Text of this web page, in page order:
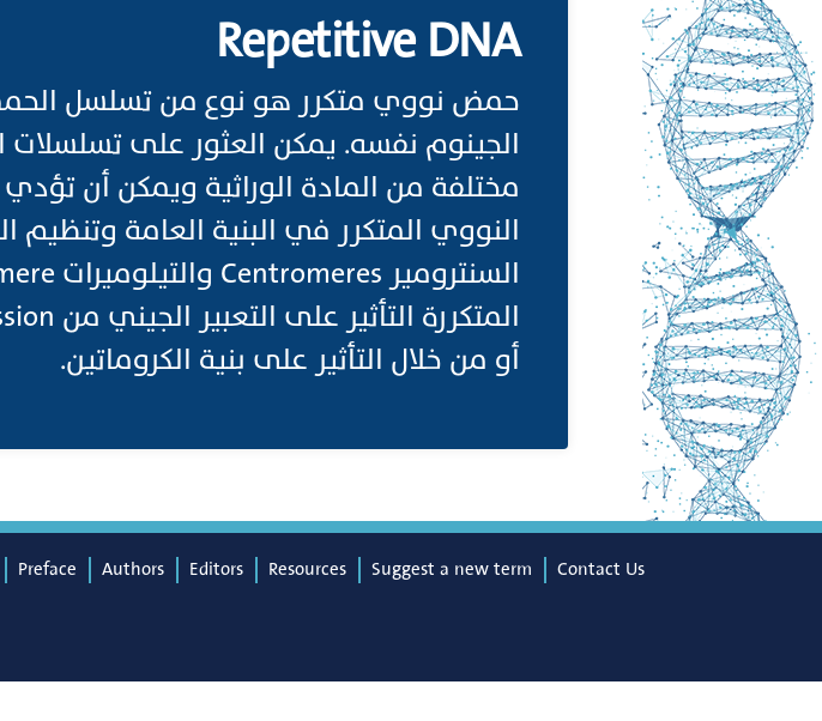
Repetitive DNA
حمض نووي متكرر هو نوع من تسلسل
الجينوم نفسه. يمكن العثور على
مختلفة من المادة الوراثية ويمكن أن
النووي المتكرر في البنية العامة
أو من خلال التأثير على بنية الكروماتين.
Preface Authors Editors Resources Suggest a new term
Contact Us